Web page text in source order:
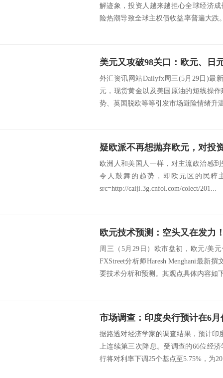
解迹象，投资人越来越担心全球经济
险热潮导致全球主权债收益率普遍大跌
外汇资讯网站Dailyfx周三(5月29日)最
元，现货黄金以及美国原油的短线操
势、英国脱欧等等引发市场避险情绪升
疑欧派不再想抛弃欧元，对投
欧洲人和美国人一样，对主流政治感
令人鼓舞的趋势，即欧元区的民粹
src=http://caiji.3g.cnfol.com/colect/201...
周三（5月29日）欧市盘初，欧元/美
FXStreet分析师Haresh Menghani最新
要技术分析和预测。其观点具体内容如
据路透对经济学家的调查结果，预计印
上连续第三次降息。受调查的66位经
行将对利率下调25个基点至5.75%，为